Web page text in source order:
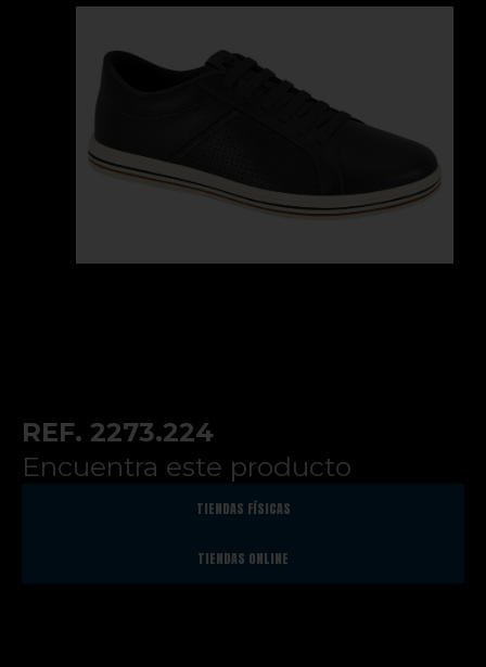
REF. 2273.224
Encuentra este producto
TIENDAS FÍSICAS
TIENDAS ONLINE